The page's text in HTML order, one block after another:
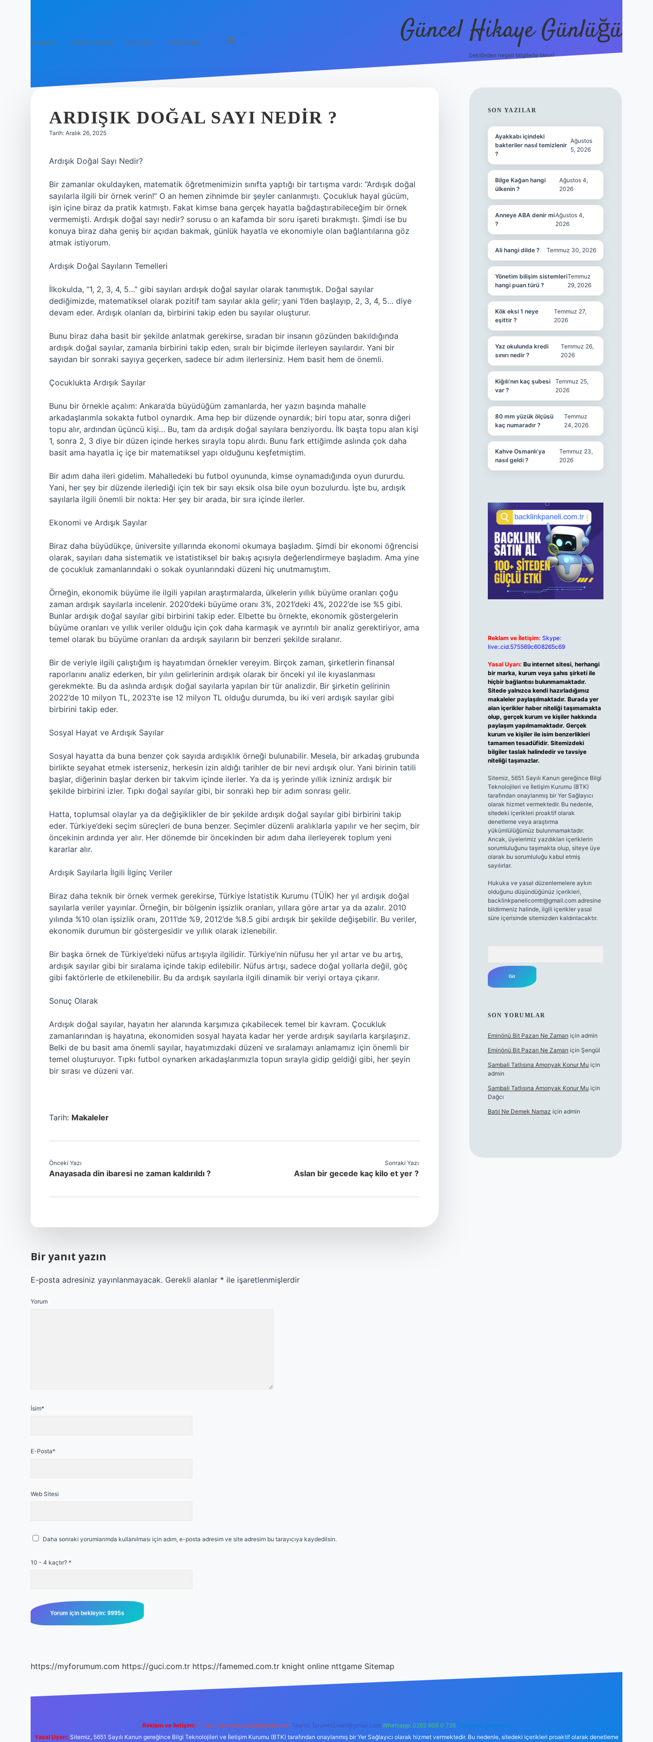
Anasayfa Gizlilik Politikası Yasal Uyarı Hakkımızda Güncel Hikaye Günlüğü
Sektörden neşeli bilgilerle tanış!
ARDIŞIK DOĞAL SAYI NEDIR ?
Tarih: Aralık 26, 2025
Ardışık Doğal Sayı Nedir?
Bir zamanlar okuldayken, matematik öğretmenimizin sınıfta yaptığı bir tartışma vardı: “Ardışık doğal
sayılarla ilgili bir örnek verin!” O an hemen zihnimde bir şeyler canlanmıştı. Çocukluk hayal gücüm,
işin içine biraz da pratik katmıştı. Fakat kimse bana gerçek hayatla bağdaştırabileceğim bir örnek
vermemişti. Ardışık doğal sayı nedir? sorusu o an kafamda bir soru işareti bırakmıştı. Şimdi ise bu
konuya biraz daha geniş bir açıdan bakmak, günlük hayatla ve ekonomiyle olan bağlantılarına göz
atmak istiyorum.
Ardışık Doğal Sayıların Temelleri
İlkokulda, “1, 2, 3, 4, 5…” gibi sayıları ardışık doğal sayılar olarak tanımıştık. Doğal sayılar
dediğimizde, matematiksel olarak pozitif tam sayılar akla gelir; yani 1’den başlayıp, 2, 3, 4, 5… diye
devam eder. Ardışık olanları da, birbirini takip eden bu sayılar oluşturur.
Bunu biraz daha basit bir şekilde anlatmak gerekirse, sıradan bir insanın gözünden bakıldığında
ardışık doğal sayılar, zamanla birbirini takip eden, sıralı bir biçimde ilerleyen sayılardır. Yani bir
sayıdan bir sonraki sayıya geçerken, sadece bir adım ilerlersiniz. Hem basit hem de önemli.
Çocuklukta Ardışık Sayılar
Bunu bir örnekle açalım: Ankara’da büyüdüğüm zamanlarda, her yazın başında mahalle
arkadaşlarımla sokakta futbol oynardık. Ama hep bir düzende oynardık; biri topu atar, sonra diğeri
topu alır, ardından üçüncü kişi… Bu, tam da ardışık doğal sayılara benziyordu. İlk başta topu alan kişi
1, sonra 2, 3 diye bir düzen içinde herkes sırayla topu alırdı. Bunu fark ettiğimde aslında çok daha
basit ama hayatla iç içe bir matematiksel yapı olduğunu keşfetmiştim.
Bir adım daha ileri gidelim. Mahalledeki bu futbol oyununda, kimse oynamadığında oyun dururdu.
Yani, her şey bir düzende ilerlediği için tek bir sayı eksik olsa bile oyun bozulurdu. İşte bu, ardışık
sayılarla ilgili önemli bir nokta: Her şey bir arada, bir sıra içinde ilerler.
Ekonomi ve Ardışık Sayılar
Biraz daha büyüdükçe, üniversite yıllarında ekonomi okumaya başladım. Şimdi bir ekonomi öğrencisi
olarak, sayıları daha sistematik ve istatistiksel bir bakış açısıyla değerlendirmeye başladım. Ama yine
de çocukluk zamanlarındaki o sokak oyunlarındaki düzeni hiç unutmamıştım.
Örneğin, ekonomik büyüme ile ilgili yapılan araştırmalarda, ülkelerin yıllık büyüme oranları çoğu
zaman ardışık sayılarla incelenir. 2020’deki büyüme oranı 3%, 2021’deki 4%, 2022’de ise %5 gibi.
Bunlar ardışık doğal sayılar gibi birbirini takip eder. Elbette bu örnekte, ekonomik göstergelerin
büyüme oranları ve yıllık veriler olduğu için çok daha karmaşık ve ayrıntılı bir analiz gerektiriyor, ama
temel olarak bu büyüme oranları da ardışık sayıların bir benzeri şekilde sıralanır.
Bir de veriyle ilgili çalıştığım iş hayatımdan örnekler vereyim. Birçok zaman, şirketlerin finansal
raporlarını analiz ederken, bir yılın gelirlerinin ardışık olarak bir önceki yıl ile kıyaslanması
gerekmekte. Bu da aslında ardışık doğal sayılarla yapılan bir tür analizdir. Bir şirketin gelirinin
2022’de 10 milyon TL, 2023’te ise 12 milyon TL olduğu durumda, bu iki veri ardışık sayılar gibi
birbirini takip eder.
Sosyal Hayat ve Ardışık Sayılar
Sosyal hayatta da buna benzer çok sayıda ardışıklık örneği bulunabilir. Mesela, bir arkadaş grubunda
birlikte seyahat etmek isterseniz, herkesin izin aldığı tarihler de bir nevi ardışık olur. Yani birinin tatili
başlar, diğerinin başlar derken bir takvim içinde ilerler. Ya da iş yerinde yıllık izniniz ardışık bir
şekilde birbirini izler. Tıpkı doğal sayılar gibi, bir sonraki hep bir adım sonrası gelir.
Hatta, toplumsal olaylar ya da değişiklikler de bir şekilde ardışık doğal sayılar gibi birbirini takip
eder. Türkiye’deki seçim süreçleri de buna benzer. Seçimler düzenli aralıklarla yapılır ve her seçim, bir
öncekinin ardında yer alır. Her dönemde bir öncekinden bir adım daha ilerleyerek toplum yeni
kararlar alır.
Ardışık Sayılarla İlgili İlginç Veriler
Biraz daha teknik bir örnek vermek gerekirse, Türkiye İstatistik Kurumu (TÜİK) her yıl ardışık doğal
sayılarla veriler yayınlar. Örneğin, bir bölgenin işsizlik oranları, yıllara göre artar ya da azalır. 2010
yılında %10 olan işsizlik oranı, 2011’de %9, 2012’de %8.5 gibi ardışık bir şekilde değişebilir. Bu veriler,
ekonomik durumun bir göstergesidir ve yıllık olarak izlenebilir.
Bir başka örnek de Türkiye’deki nüfus artışıyla ilgilidir. Türkiye’nin nüfusu her yıl artar ve bu artış,
ardışık sayılar gibi bir sıralama içinde takip edilebilir. Nüfus artışı, sadece doğal yollarla değil, göç
gibi faktörlerle de etkilenebilir. Bu da ardışık sayılarla ilgili dinamik bir veriyi ortaya çıkarır.
Sonuç Olarak
Ardışık doğal sayılar, hayatın her alanında karşımıza çıkabilecek temel bir kavram. Çocukluk
zamanlarından iş hayatına, ekonomiden sosyal hayata kadar her yerde ardışık sayılarla karşılaşırız.
Belki de bu basit ama önemli sayılar, hayatımızdaki düzeni ve sıralamayı anlamamız için önemli bir
temel oluşturuyor. Tıpkı futbol oynarken arkadaşlarımızla topun sırayla gidip geldiği gibi, her şeyin
bir sırası ve düzeni var.
Tarih: Makaleler
Önceki Yazı
Anayasada din ibaresi ne zaman kaldırıldı ?
Sonraki Yazı
Aslan bir gecede kaç kilo et yer ?
Bir yanıt yazın
E-posta adresiniz yayınlanmayacak. Gerekli alanlar * ile işaretlenmişlerdir
Yorum
İsim*
E-Posta*
Web Sitesi
Daha sonraki yorumlarımda kullanılması için adım, e-posta adresim ve site adresim bu tarayıcıya kaydedilsin.
10 - 4 kaçtır? *
https://myforumum.com https://guci.com.tr https://famemed.com.tr knight online nttgame Sitemap
SIDEBAR
SON YAZILAR
Ayakkabı içindeki
bakteriler nasıl temizlenir
?
Ağustos
5, 2026
Bilge Kağan hangi
ülkenin ?
Ağustos 4,
2026
Anneye ABA denir mi
?
Ağustos 4,
2026
Ali hangi dilde ? Temmuz 30, 2026
Yönetim bilişim sistemleri
hangi puan türü ?
Temmuz
29, 2026
Kök eksi 1 neye
eşittir ?
Temmuz 27,
2026
Yaz okulunda kredi
sınırı nedir ?
Temmuz 26,
2026
Kiğılı’nın kaç şubesi
var ?
Temmuz 25,
2026
80 mm yüzük ölçüsü
kaç numaradır ?
Temmuz
24, 2026
Kahve Osmanlı’ya
nasıl geldi ?
Temmuz 23,
2026
Reklam ve İletişim: Skype:
live:.cid.575569c608265c69
Yasal Uyarı: Bu internet sitesi, herhangi
bir marka, kurum veya şahıs şirketi ile
hiçbir bağlantısı bulunmamaktadır.
Sitede yalnızca kendi hazırladığımız
makaleler paylaşılmaktadır. Burada yer
alan içerikler haber niteliği taşımamakta
olup, gerçek kurum ve kişiler hakkında
paylaşım yapılmamaktadır. Gerçek
kurum ve kişiler ile isim benzerlikleri
tamamen tesadüfidir. Sitemizdeki
bilgiler taslak halindedir ve tavsiye
niteliği taşımazlar.
Sitemiz, 5651 Sayılı Kanun gereğince Bilgi
Teknolojileri ve İletişim Kurumu (BTK)
tarafından onaylanmış bir Yer Sağlayıcı
olarak hizmet vermektedir. Bu nedenle,
sitedeki içerikleri proaktif olarak
denetleme veya araştırma
yükümlülüğümüz bulunmamaktadır.
Ancak, üyelerimiz yazdıkları içeriklerin
sorumluluğunu taşımakta olup, siteye üye
olarak bu sorumluluğu kabul etmiş
sayılırlar.
Hukuka ve yasal düzenlemelere aykırı
olduğunu düşündüğünüz içerikleri,
backlinkpanelicomtr@gmail.comadresine
bildirmeniz halinde, ilgili içerikler yasal
süre içerisinde sitemizden kaldırılacaktır.
SON YORUMLAR
Eminönü Bit Pazarı Ne Zaman için admin
Eminönü Bit Pazarı Ne Zaman için Şengül
Şambali Tatlısına Amonyak Konur Mu için
admin
Şambali Tatlısına Amonyak Konur Mu için
Dağcı
Batıl Ne Demek Namaz için admin
https://
Reklam ve İletişim: E-mail: backlinkpaneli@gmail.com Teams: forumhizmeti@gmail.com Whatsapp: 0262 606 0 726 Telegram: @karabul
Yasal Uyarı: Sitemiz, 5651 Sayılı Kanun gereğince Bilgi Teknolojileri ve İletişim Kurumu (BTK) tarafından onaylanmış bir Yer Sağlayıcı olarak hizmet vermektedir. Bu nedenle, sitedeki içerikleri proaktif olarak denetleme